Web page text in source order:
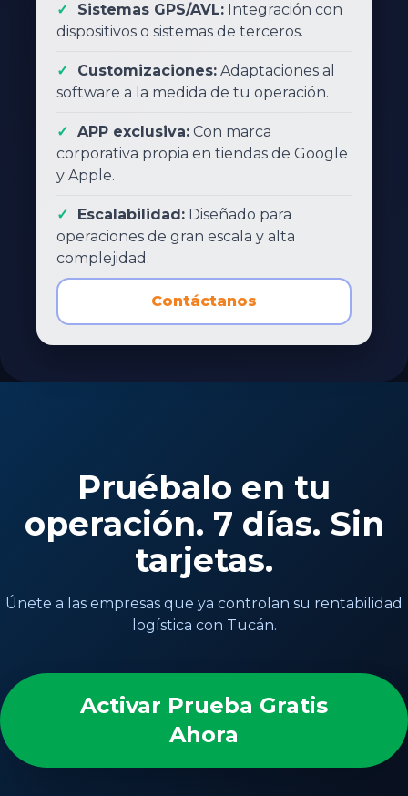
Sistemas GPS/AVL: Integración con
dispositivos o sistemas de terceros.
Customizaciones: Adaptaciones al
software a la medida de tu operación.
APP exclusiva: Con marca
corporativa propia en tiendas de Google
y Apple.
Escalabilidad: Diseñado para
operaciones de gran escala y alta
complejidad.
Contáctanos
Pruébalo en tu
operación. 7 días. Sin
tarjetas.
Únete a las empresas que ya controlan su rentabilidad
logística con Tucán.
Activar Prueba Gratis
Ahora